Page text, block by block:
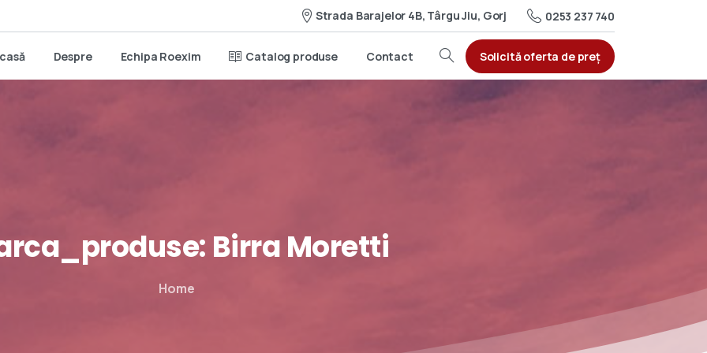
Strada Barajelor 4B, Târgu Jiu, Gorj 0253 237 740
Despre Echipa Roexim Catalog produse Contact Solicită oferta de preț
BirraMoretti
Home